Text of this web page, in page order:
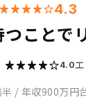
4.3
ことで
4.0
/ 年収900万円